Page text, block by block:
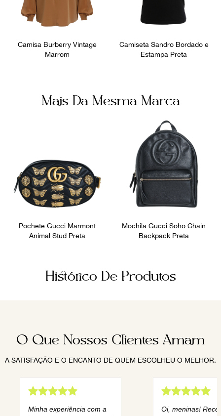
Camisa Burberry Vintage
Marrom
Camiseta Sandro Bordado e
Estampa Preta
Mais Da Mesma Marca
Pochete Gucci Marmont
Animal Stud Preta
Mochila Gucci Soho Chain
Backpack Preta
Histórico De Produtos
O Que Nossos Clientes Amam
A SATISFAÇÃO E O ENCANTO DE QUEM ESCOLHEU O MELHOR.
Minha experiência com a
Oi, meninas!